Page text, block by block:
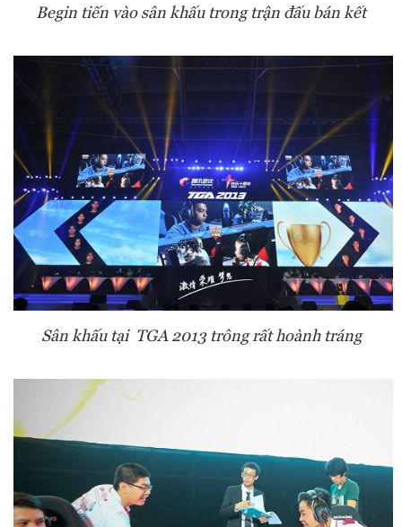
Begin tiến vào sân khấu trong trận đấu bán kết
Sân khấu tại TGA 2013 trông rất hoành tráng